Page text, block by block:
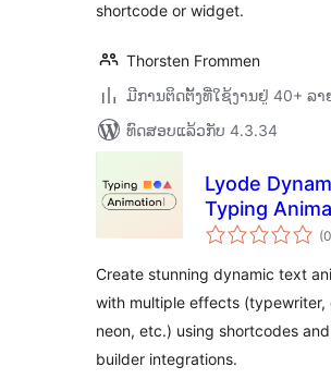
shortcode or widget.
Thorsten Frommen
ມີການຕິດຕັ້ງທີ່ໃຊ້ງານຢູ່ 40+ ລາ
ທົດສອບແລ້ວກັບ 4.3.34
Lyode
Typing
(0
Create stunning dynamic text
with multiple effects (typewriter,
neon, etc.) using shortcodes
builder integrations.